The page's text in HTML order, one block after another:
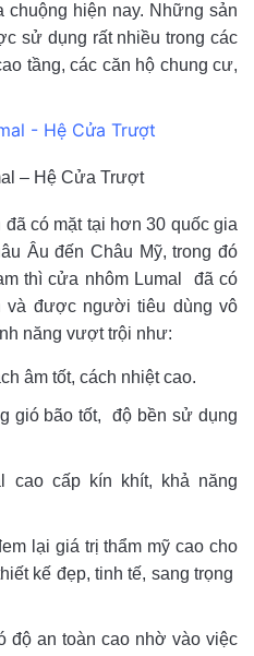
hiện nay. Những sản
sử dụng rất nhiều trong các
tầng, các căn hộ chung cư,
– Hệ Cửa Trượt
có mặt tại hơn 30 quốc gia
Âu đến Châu Mỹ, trong đó
thì cửa nhôm Lumal đã có
và được người tiêu dùng vô
năng vượt trội như:
âm tốt, cách nhiệt cao.
gió bão tốt, độ bền sử dụng
cao cấp kín khít, khả năng
lại giá trị thẩm mỹ cao cho
kế đẹp, tinh tế, sang trọng
độ an toàn cao nhờ vào việc